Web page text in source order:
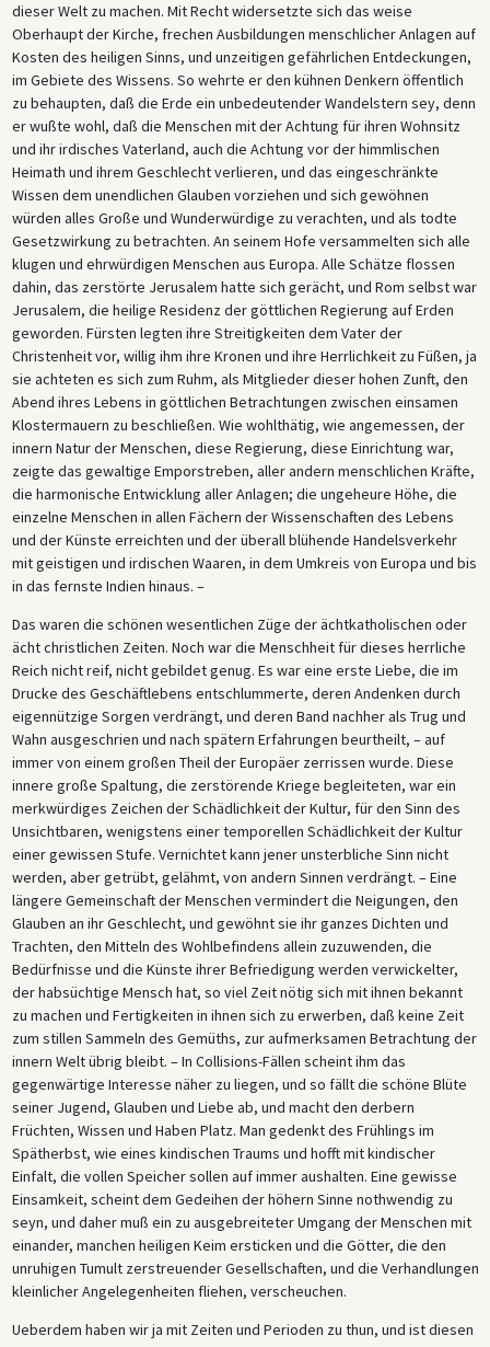
dieser Welt zu machen. Mit Recht widersetzte sich das weise
Oberhaupt der Kirche, frechen Ausbildungen menschlicher Anlagen auf
Kosten des heiligen Sinns, und unzeitigen gefährlichen Entdeckungen,
im Gebiete des Wissens. So wehrte er den kühnen Denkern öffentlich
zu behaupten, daß die Erde ein unbedeutender Wandelstern sey, denn
er wußte wohl, daß die Menschen mit der Achtung für ihren Wohnsitz
und ihr irdisches Vaterland, auch die Achtung vor der himmlischen
Heimath und ihrem Geschlecht verlieren, und das eingeschränkte
Wissen dem unendlichen Glauben vorziehen und sich gewöhnen
würden alles Große und Wunderwürdige zu verachten, und als todte
Gesetzwirkung zu betrachten. An seinem Hofe versammelten sich alle
klugen und ehrwürdigen Menschen aus Europa. Alle Schätze flossen
dahin, das zerstörte Jerusalem hatte sich gerächt, und Rom selbst war
Jerusalem, die heilige Residenz der göttlichen Regierung auf Erden
geworden. Fürsten legten ihre Streitigkeiten dem Vater der
Christenheit vor, willig ihm ihre Kronen und ihre Herrlichkeit zu Füßen, ja
sie achteten es sich zum Ruhm, als Mitglieder dieser hohen Zunft, den
Abend ihres Lebens in göttlichen Betrachtungen zwischen einsamen
Klostermauern zu beschließen. Wie wohlthätig, wie angemessen, der
innern Natur der Menschen, diese Regierung, diese Einrichtung war,
zeigte das gewaltige Emporstreben, aller andern menschlichen Kräfte,
die harmonische Entwicklung aller Anlagen; die ungeheure Höhe, die
einzelne Menschen in allen Fächern der Wissenschaften des Lebens
und der Künste erreichten und der überall blühende Handelsverkehr
mit geistigen und irdischen Waaren, in dem Umkreis von Europa und bis
in das fernste Indien hinaus. –
Das waren die schönen wesentlichen Züge der ächtkatholischen oder
ächt christlichen Zeiten. Noch war die Menschheit für dieses herrliche
Reich nicht reif, nicht gebildet genug. Es war eine erste Liebe, die im
Drucke des Geschäftlebens entschlummerte, deren Andenken durch
eigennützige Sorgen verdrängt, und deren Band nachher als Trug und
Wahn ausgeschrien und nach spätern Erfahrungen beurtheilt, – auf
immer von einem großen Theil der Europäer zerrissen wurde. Diese
innere große Spaltung, die zerstörende Kriege begleiteten, war ein
merkwürdiges Zeichen der Schädlichkeit der Kultur, für den Sinn des
Unsichtbaren, wenigstens einer temporellen Schädlichkeit der Kultur
einer gewissen Stufe. Vernichtet kann jener unsterbliche Sinn nicht
werden, aber getrübt, gelähmt, von andern Sinnen verdrängt. – Eine
längere Gemeinschaft der Menschen vermindert die Neigungen, den
Glauben an ihr Geschlecht, und gewöhnt sie ihr ganzes Dichten und
Trachten, den Mitteln des Wohlbefindens allein zuzuwenden, die
Bedürfnisse und die Künste ihrer Befriedigung werden verwickelter,
der habsüchtige Mensch hat, so viel Zeit nötig sich mit ihnen bekannt
zu machen und Fertigkeiten in ihnen sich zu erwerben, daß keine Zeit
zum stillen Sammeln des Gemüths, zur aufmerksamen Betrachtung der
innern Welt übrig bleibt. – In Collisions-Fällen scheint ihm das
gegenwärtige Interesse näher zu liegen, und so fällt die schöne Blüte
seiner Jugend, Glauben und Liebe ab, und macht den derbern
Früchten, Wissen und Haben Platz. Man gedenkt des Frühlings im
Spätherbst, wie eines kindischen Traums und hofft mit kindischer
Einfalt, die vollen Speicher sollen auf immer aushalten. Eine gewisse
Einsamkeit, scheint dem Gedeihen der höhern Sinne nothwendig zu
seyn, und daher muß ein zu ausgebreiteter Umgang der Menschen mit
einander, manchen heiligen Keim ersticken und die Götter, die den
unruhigen Tumult zerstreuender Gesellschaften, und die Verhandlungen
kleinlicher Angelegenheiten fliehen, verscheuchen.
Ueberdem haben wir ja mit Zeiten und Perioden zu thun, und ist diesen